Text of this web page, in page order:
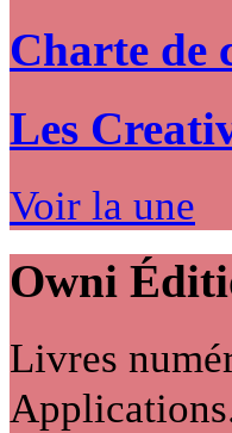
Charte de
Les
Voir la une
Owni
Livres